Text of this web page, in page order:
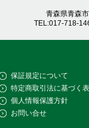
青森県青森
TEL:017-718-
保証規定について
特定商取引法に基づく
個人情報保護方針
お問い合せ